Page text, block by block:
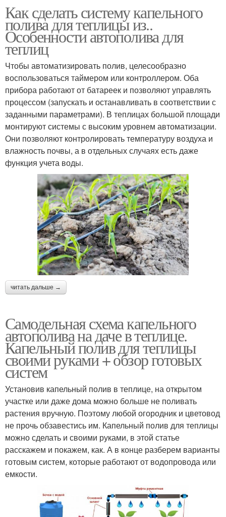
Как сделать систему капельного
полива для теплицы из..
Особенности автополива для
теплиц
Чтобы автоматизировать полив, целесообразно
воспользоваться таймером или контроллером. Оба
прибора работают от батареек и позволяют управлять
процессом (запускать и останавливать в соответствии с
заданными параметрами). В теплицах большой площади
монтируют системы с высоким уровнем автоматизации.
Они позволяют контролировать температуру воздуха и
влажность почвы, а в отдельных случаях есть даже
функция учета воды.
читать дальше →
Самодельная схема капельного
автополива на даче в теплице.
Капельный полив для теплицы
своими руками + обзор готовых
систем
Установив капельный полив в теплице, на открытом
участке или даже дома можно больше не поливать
растения вручную. Поэтому любой огородник и цветовод
не прочь обзавестись им. Капельный полив для теплицы
можно сделать и своими руками, в этой статье
расскажем и покажем, как. А в конце разберем варианты
готовым систем, которые работают от водопровода или
емкости.